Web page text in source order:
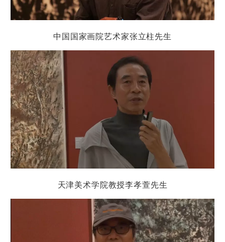
中国国家画院艺术家张立柱先生
天津美术学院教授李孝萱先生